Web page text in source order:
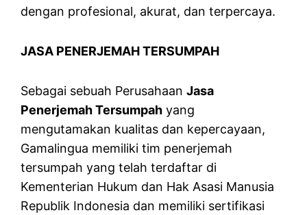
dengan profesional, akurat, dan terpercaya.
JASA PENERJEMAH TERSUMPAH
Sebagai sebuah PerusahaanJasa
Penerjemah Tersumpah yang
mengutamakan kualitas dan kepercayaan,
Gamalingua memiliki tim penerjemah
tersumpah yang telah terdaftar di
Kementerian Hukum dan Hak Asasi Manusia
Republik Indonesia dan memiliki sertifikasi